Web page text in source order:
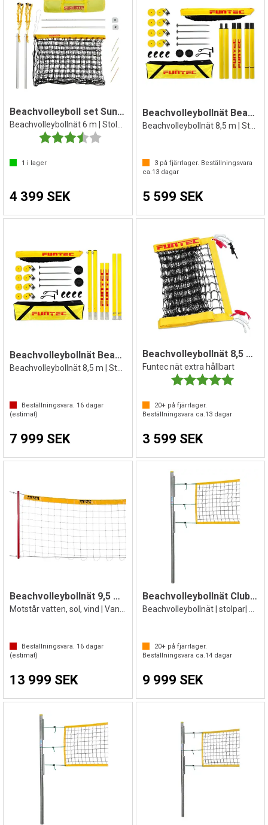
Beachvolleyboll set SunVolley LC 600
Beachvolleybollnät 6 m | Stolpar | Bag
Betyg:
3.1 utav 5 stjärnor
1 i lager
4 399 SEK
Beachvolleybollnät Beach Champ
Beachvolleybollnät 8,5 m | Stolpar | Bag
3på fjärrlager. Beställningsvara
ca.13dagar
5 599 SEK
Beachvolleybollnät Beach Pro
Beställningsvara. 16 dagar
(estimat)
7 999 SEK
Beachvolleybollnät 8,5 m FIVB godkänt
Funtec nät extra hållbart
Betyg:
20+på fjärrlager.
Beställningsvara ca.13dagar
3 599 SEK
Beachvolleybollnät 9,5 m av stålvajer
Beställningsvara. 16 dagar
(estimat)
13 999 SEK
Beachvolleybollnät Club 8,5m
20+på fjärrlager.
Beställningsvara ca.14dagar
9 999 SEK